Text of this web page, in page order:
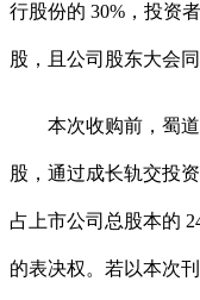
行股份的 30%，投资
股，且公司股东大会
本次收购前，蜀道
股，通过成长轨交投
占上市公司总股本的
的表决权。若以本次